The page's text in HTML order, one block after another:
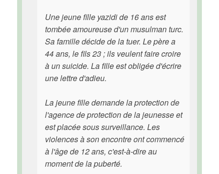
Une jeune fille yazidi de 16 ans est
tombée amoureuse d'un musulman turc.
Sa famille décide de la tuer. Le père a
44 ans, le fils 23 ; ils veulent faire croire
à un suicide. La fille est obligée d'écrire
une lettre d'adieu.
La jeune fille demande la protection de
l'agence de protection de la jeunesse et
est placée sous surveillance. Les
violences à son encontre ont commencé
à l'âge de 12 ans, c'est-à-dire au
moment de la puberté.